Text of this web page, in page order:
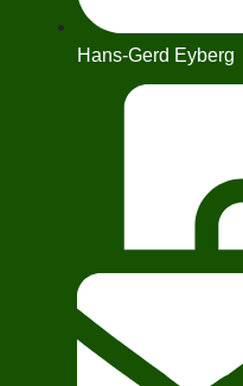
Hans-Gerd Eyberg